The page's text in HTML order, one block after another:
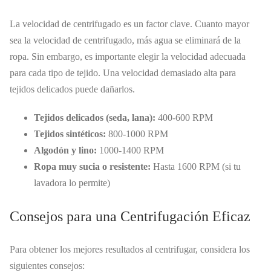
La velocidad de centrifugado es un factor clave. Cuanto mayor
sea la velocidad de centrifugado, más agua se eliminará de la
ropa. Sin embargo, es importante elegir la velocidad adecuada
para cada tipo de tejido. Una velocidad demasiado alta para
tejidos delicados puede dañarlos.
Tejidos delicados (seda, lana): 400-600 RPM
Tejidos sintéticos: 800-1000 RPM
Algodón y lino: 1000-1400 RPM
Ropa muy sucia o resistente: Hasta 1600 RPM (si tu
lavadora lo permite)
Consejos para una Centrifugación Eficaz
Para obtener los mejores resultados al centrifugar, considera los
siguientes consejos: